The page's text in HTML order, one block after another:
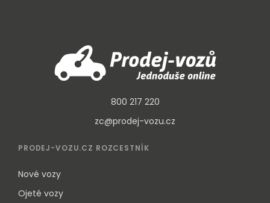
800 217 220
zc@prodej-vozu.cz
PRODEJ-VOZU.CZ ROZCESTNÍK
Nové vozy
Ojeté vozy